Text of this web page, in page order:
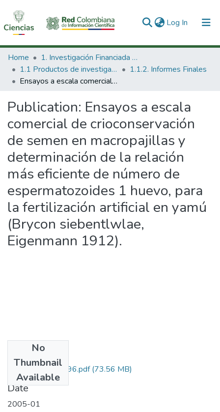
Log In (current)
Communities & Collections
All of DSpace
Home
1. Investigación Financiada con Recursos Públicos
1.1 Productos de investigación
1.1.2. Informes Finales
Ensayos a escala comercial de crioconservación de semen en macropajillas y determinación de la relación más eficiente de número de espermatozoides 1 huevo, para la fertilización artificial en yamú (Brycon siebentlwlae, Eigenmann 1912).
Publication: Ensayos a escala
comercial de crioconservación
de semen en macropajillas y
determinación de la relación
más eficiente de número de
espermatozoides 1 huevo, para
la fertilización artificial en yamú
(Brycon siebentlwlae,
Eigenmann 1912).
No
Thumbnail
Available
1122-09-12396.pdf(73.56 MB)
Date
2005-01